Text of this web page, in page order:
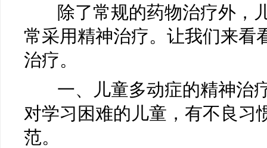
除了常规的药物治疗外，
常采用精神治疗。让我们来看
治疗。
一、儿童多动症的精神治
对学习困难的儿童，有不良习
范。